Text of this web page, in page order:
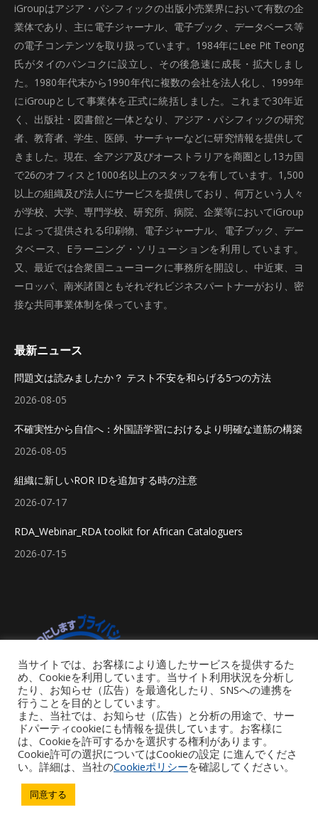
iGroupはアジア・パシフィックの出版小売業界において有数の企
業体であり、主に電子ジャーナル、電子ブック、データベース等
の電子コンテンツを取り扱っています。1984年にLee Pit Teong
氏がタイのバンコクに設立し、その後急速に成長・拡大しまし
た。1980年代末から1990年代に複数の会社を法人化し、1999年
にiGroupとして事業体を正式に統括しました。これまで30年近
く、出版社・図書館と一体となり、アジア・パシフィックの研究
者、教育者、学生、医師、サーチャーなどに研究情報を提供して
きました。現在、全アジア及びオーストラリアを商圏とし13カ国
で26のオフィスと1000名以上のスタッフを有しています。1,500
以上の組織及び法人にサービスを提供しており、何万という人々
が学校、大学、専門学校、研究所、病院、企業等においてiGroup
によって提供される印刷物、電子ジャーナル、電子ブック、デー
タベース、Eラーニング・ソリューションを利用しています。
又、最近では合衆国ニューヨークに事務所を開設し、中近東、ヨ
ーロッパ、南米諸国ともそれぞれビジネスパートナーがおり、密
接な共同事業体制を保っています。
最新ニュース
問題文は読みましたか？ テスト不安を和らげる5つの方法
2026-08-05
不確実性から自信へ：外国語学習におけるより明確な道筋の構築
2026-08-05
組織に新しいROR IDを追加する時の注意
2026-07-17
RDA_Webinar_RDA toolkit for African Cataloguers
2026-07-15
Copyright © 2026 iGroup Japan. All rights reserved. Powered by iGroup
当サイトでは、お客様により適したサービスを提供するた
め、Cookieを利用しています。当サイト利用状況を分析し
たり、お知らせ（広告）を最適化したり、SNSへの連携を
行うことを目的としています。
また、当社では、お知らせ（広告）と分析の用途で、サー
ドパーティcookieにも情報を提供しています。お客様に
は、Cookieを許可するかを選択する権利があります。
Cookie許可の選択についてはCookieの設定 に進んでくださ
い。詳細は、当社のCookieポリシーを確認してください。
同意する